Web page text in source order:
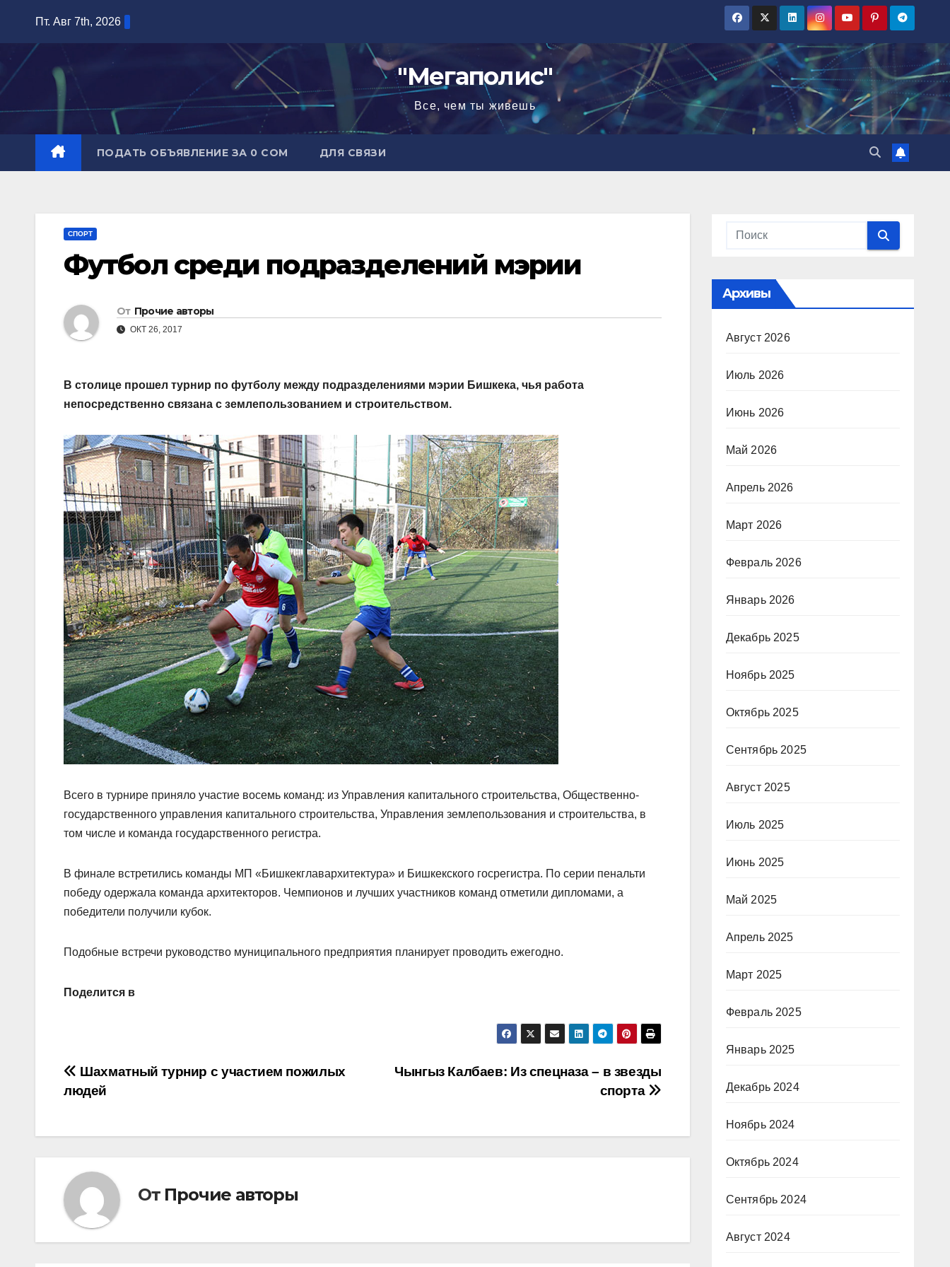
содержимому
Пт. Авг 7th, 2026
"Мегаполис"
Все, чем ты живешь
ПОДАТЬ ОБЪЯВЛЕНИЕ ЗА 0 СОМ ДЛЯ СВЯЗИ
СПОРТ
Футбол среди подразделений мэрии
От Прочие авторы
ОКТ 26, 2017
В столице прошел турнир по футболу между подразделениями мэрии Бишкека, чья работа
непосредственно связана с землепользованием и строительством.
Всего в турнире приняло участие восемь команд: из Управления капитального строительства, Общественно-
государственного управления капитального строительства, Управления землепользования и строительства, в
том числе и команда государственного регистра.
В финале встретились команды МП «Бишкекглавархитектура» и Бишкекского госрегистра. По серии пенальти
победу одержала команда архитекторов. Чемпионов и лучших участников команд отметили дипломами, а
победители получили кубок.
Подобные встречи руковод­ство муниципального предприятия планирует проводить ежегодно.
Поделится в
Навигация
по
записям
Чынгыз Калбаев: Из спецназа – в звезды
спорта
Шахматный турнир с участием пожилых
людей
От Прочие авторы
Архивы
Август 2026
Июль 2026
Июнь 2026
Май 2026
Апрель 2026
Март 2026
Февраль 2026
Январь 2026
Декабрь 2025
Ноябрь 2025
Октябрь 2025
Сентябрь 2025
Август 2025
Июль 2025
Июнь 2025
Май 2025
Апрель 2025
Март 2025
Февраль 2025
Январь 2025
Декабрь 2024
Ноябрь 2024
Октябрь 2024
Сентябрь 2024
Август 2024